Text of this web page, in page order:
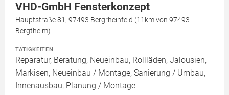
VHD-GmbH Fensterkonzept
Hauptstraße 81, 97493 Bergrheinfeld (11km von 97493
Bergtheim)
TÄTIGKEITEN
Reparatur, Beratung, Neueinbau, Rollläden, Jalousien,
Markisen, Neueinbau / Montage, Sanierung / Umbau,
Innenausbau, Planung / Montage